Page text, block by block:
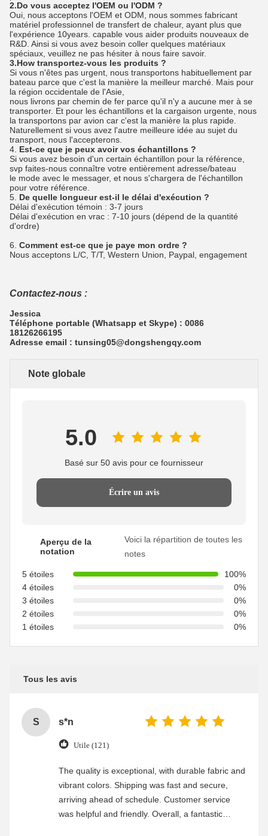
2.Do vous acceptez l'OEM ou l'ODM ?
Oui, nous acceptons l'OEM et ODM, nous sommes fabricant
matériel professionnel de transfert de chaleur, ayant plus que
l'expérience 10years. capable vous aider produits nouveaux de
R&D. Ainsi si vous avez besoin coller quelques matériaux
spéciaux, veuillez ne pas hésiter à nous faire savoir.
3.How transportez-vous les produits ?
Si vous n'êtes pas urgent, nous transportons habituellement par
bateau parce que c'est la manière la meilleur marché. Mais pour
la région occidentale de l'Asie,
nous livrons par chemin de fer parce qu'il n'y a aucune mer à se
transporter. Et pour les échantillons et la cargaison urgente, nous
la transportons par avion car c'est la manière la plus rapide.
Naturellement si vous avez l'autre meilleure idée au sujet du
transport, nous l'accepterons.
4. Est-ce que je peux avoir vos échantillons ?
Si vous avez besoin d'un certain échantillon pour la référence,
svp faites-nous connaître votre entièrement adresse/bateau
le mode avec le messager, et nous s'chargera de l'échantillon
pour votre référence.
5. De quelle longueur est-il le délai d'exécution ?
Délai d'exécution témoin : 3-7 jours
Délai d'exécution en vrac : 7-10 jours (dépend de la quantité
d'ordre)
6. Comment est-ce que je paye mon ordre ?
Nous acceptons L/C, T/T, Western Union, Paypal, engagement
Contactez-nous :
Jessica
Téléphone portable (Whatsapp et Skype) : 0086
18126266195
Adresse email : tunsing05@dongshengqy.com
Note globale
5.0
Basé sur 50 avis pour ce fournisseur
Écrire un avis
Aperçu de la
notation
Voici la répartition de toutes les
notes
5 étoiles
100%
4 étoiles
0%
3 étoiles
0%
2 étoiles
0%
1 étoiles
0%
Tous les avis
S s*n
Utile (121)
The quality is exceptional, with durable fabric and
vibrant colors. Shipping was fast and secure,
arriving ahead of schedule. Customer service
was helpful and friendly. Overall, a fantastic